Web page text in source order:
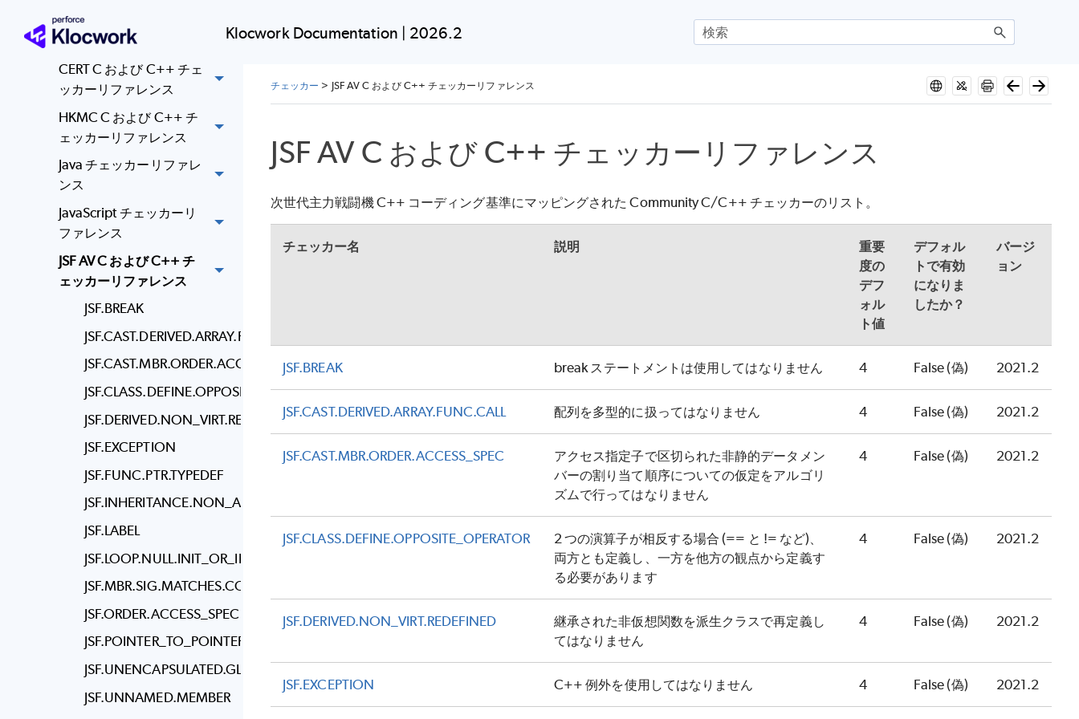
メイン コンテンツにスキップ
Klocwork Documentation | 2026.2
C# チェッカーリファレ
ンス
CERT C および C++ チェ
ッカーリファレンス
HKMC C および C++ チ
ェッカーリファレンス
Java チェッカーリファレ
ンス
JavaScript チェッカーリ
ファレンス
JSF AV C および C++ チ
ェッカーリファレンス
JSF.BREAK
JSF.CAST.DERIVED.ARRAY.FUNC.CALL
JSF.CAST.MBR.ORDER.ACCESS_SPEC
JSF.CLASS.DEFINE.OPPOSITE_OPERATOR
JSF.DERIVED.NON_VIRT.REDEFINED
JSF.EXCEPTION
JSF.FUNC.PTR.TYPEDEF
JSF.INHERITANCE.NON_ABSTRACT
JSF.LABEL
JSF.LOOP.NULL.INIT_OR_INCR
JSF.MBR.SIG.MATCHES.COPY_CSTR
JSF.ORDER.ACCESS_SPEC
JSF.POINTER_TO_POINTER
JSF.UNENCAPSULATED.GLOBAL
JSF.UNNAMED.MEMBER
チェッカー > JSF AV C および C++ チェッカーリファレンス
JSF AV C および C++ チェッカーリファレンス
次世代主力戦闘機 C++ コーディング基準にマッピングされた Community C/C++ チェッカーのリスト。
チェッカー名 説明
重要
度の
デフ
ォル
ト値
デフォル
トで有効
になりま
したか？
バージ
ョン
JSF.BREAK break ステートメントは使用してはなりません 4 False (偽) 2021.2
JSF.CAST.DERIVED.ARRAY.FUNC.CALL 配列を多型的に扱ってはなりません 4 False (偽) 2021.2
JSF.CAST.MBR.ORDER.ACCESS_SPEC
アクセス指定子で区切られた非静的データメン
バーの割り当て順序についての仮定をアルゴリ
ズムで行ってはなりません
4 False (偽) 2021.2
JSF.CLASS.DEFINE.OPPOSITE_OPERATOR
2 つの演算子が相反する場合 (== と != など)、
両方とも定義し、一方を他方の観点から定義す
る必要があります
4 False (偽) 2021.2
JSF.DERIVED.NON_VIRT.REDEFINED
継承された非仮想関数を派生クラスで再定義し
てはなりません
4 False (偽) 2021.2
JSF.EXCEPTION C++ 例外を使用してはなりません 4 False (偽) 2021.2